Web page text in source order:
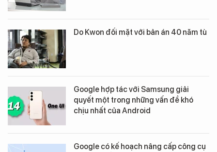
Do Kwon đối mặt với bản án 40 năm tù
Google hợp tác với Samsung giải
quyết một trong những vấn đề khó
chịu nhất của Android
Google có kế hoạch nâng cấp công cụ